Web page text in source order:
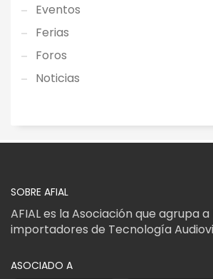
Eventos
Ferias
Foros
Noticias
SOBRE AFIAL
AFIAL es la Asociación que agrupa
importadores de Tecnología
ASOCIADO A